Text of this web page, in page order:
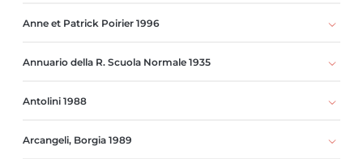
Anne et Patrick Poirier 1996
Annuario della R. Scuola Normale 1935
Antolini 1988
Arcangeli, Borgia 1989